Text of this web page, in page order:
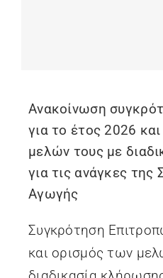
Ανακοίνωση
για το έτος 2026
μελών τους με
για τις ανάγκες
Αγωγής
Συγκρότηση
και ορισμός των